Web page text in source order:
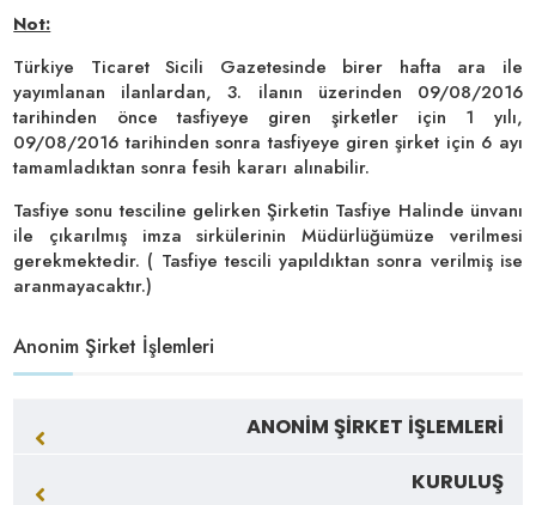
Not:
Türkiye Ticaret Sicili Gazetesinde birer hafta ara ile
yayımlanan ilanlardan, 3. ilanın üzerinden 09/08/2016
tarihinden önce tasfiyeye giren şirketler için 1 yılı,
09/08/2016 tarihinden sonra tasfiyeye giren şirket için 6 ayı
tamamladıktan sonra fesih kararı alınabilir.
Tasfiye sonu tesciline gelirken Şirketin Tasfiye Halinde ünvanı
ile çıkarılmış imza sirkülerinin Müdürlüğümüze verilmesi
gerekmektedir. ( Tasfiye tescili yapıldıktan sonra verilmiş ise
aranmayacaktır.)
Anonim Şirket İşlemleri
ANONİM ŞİRKET İŞLEMLERİ
KURULUŞ